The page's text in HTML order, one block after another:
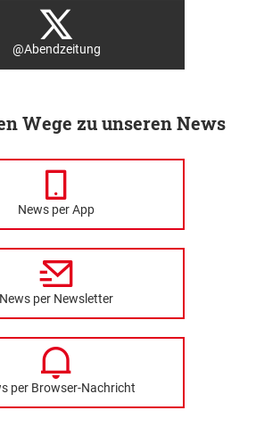
@Abendzeitung
Wege zu unseren News
News per App
News per Newsletter
per Browser-Nachricht